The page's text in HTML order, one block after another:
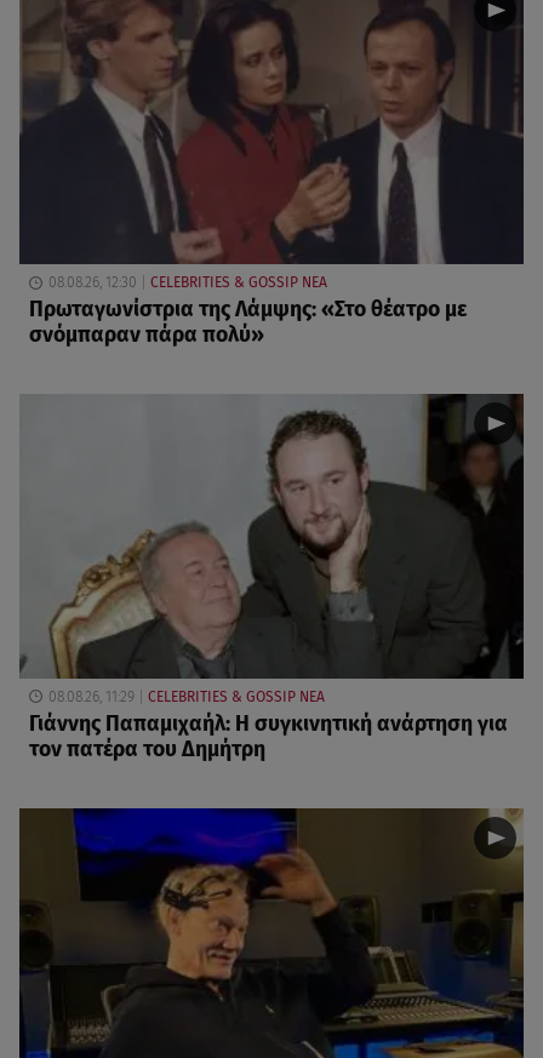
08.08.26, 12:30 CELEBRITIES & GOSSIP ΝΕΑ
Πρωταγωνίστρια της Λάμψης: «Στο θέατρο με
σνόμπαραν πάρα πολύ»
08.08.26, 11:29 CELEBRITIES & GOSSIP ΝΕΑ
Γιάννης Παπαμιχαήλ: Η συγκινητική ανάρτηση για
τον πατέρα του Δημήτρη